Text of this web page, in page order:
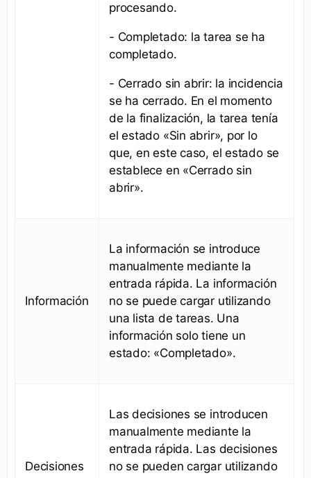
procesando.
- Completado: la tarea se ha
completado.
- Cerrado sin abrir: la incidencia
se ha cerrado. En el momento
de la finalización, la tarea tenía
el estado «Sin abrir», por lo
que, en este caso, el estado se
establece en «Cerrado sin
abrir».
Información
La información se introduce
manualmente mediante la
entrada rápida. La información
no se puede cargar utilizando
una lista de tareas. Una
información solo tiene un
estado: «Completado».
Decisiones
Las decisiones se introducen
manualmente mediante la
entrada rápida. Las decisiones
no se pueden cargar utilizando